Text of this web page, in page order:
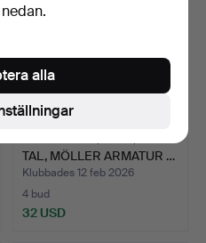
TAL, MÖLLER ARMATUR …
Klubbades 12 feb 2026
4 bud
32 USD
alla